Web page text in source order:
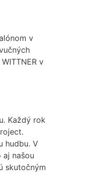
v
v
Každý rok
hudbu. V
našou
skutočným